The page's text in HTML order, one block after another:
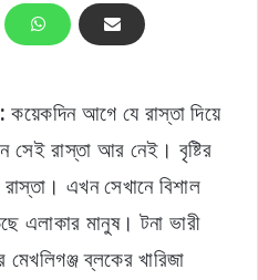
কয়েকদিন আগে যে রাস্তা দিয়ে
সেই রাস্তা আর নেই। বৃষ্টির
এখন সেখানে বিশাল
এলাকার মানুষ। টনা ভারী
ব্লকের খারিজা